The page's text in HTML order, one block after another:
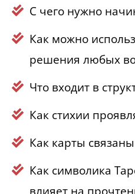
С чего нужно
Как можно
решения любых
Что входит в
Как стихии
Как карты
Как символика
влияет на